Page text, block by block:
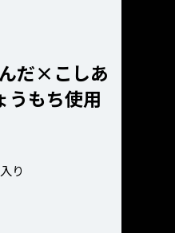
だ×こしあ
うもち使用
り